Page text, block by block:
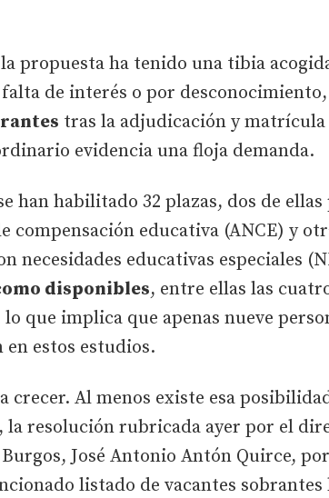
propuesta ha tenido una tibia
de interés o por
tras la adjudicación y
evidencia una floja demanda.
han habilitado 32 plazas, dos de
compensación educativa (ANCE) y
necesidades educativas especiales
disponibles, entre ellas las
que implica que apenas nueve
estos estudios.
crecer. Al menos existe esa
la resolución rubricada ayer por el
José Antonio Antón Quirce,
listado de vacantes sobrantes